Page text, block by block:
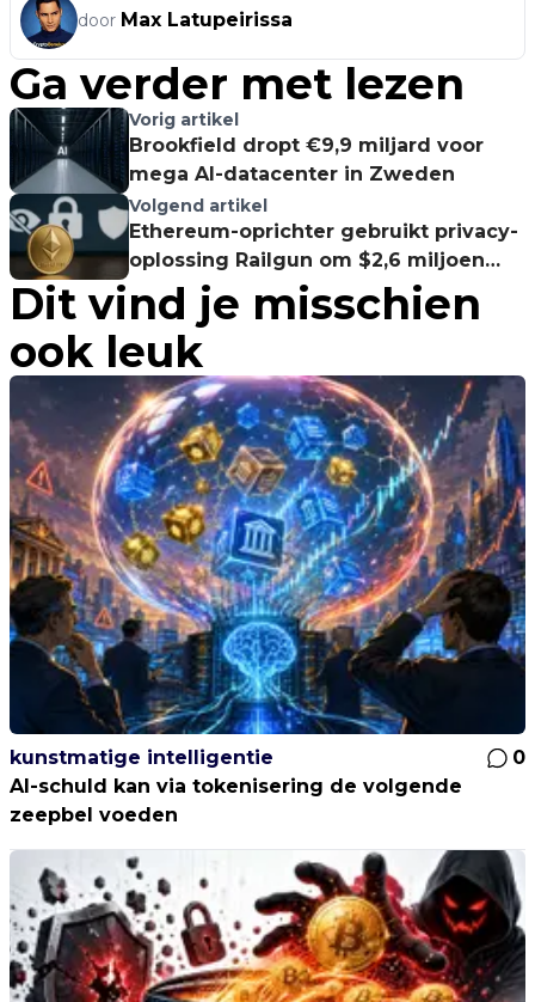
door Max Latupeirissa
Ga verder met lezen
Vorig artikel
Brookfield dropt €9,9 miljard voor
mega AI-datacenter in Zweden
Volgend artikel
Ethereum-oprichter gebruikt privacy-
oplossing Railgun om $2,6 miljoen
over te maken
Dit vind je misschien
ook leuk
kunstmatige intelligentie
0
AI-schuld kan via tokenisering de volgende
zeepbel voeden